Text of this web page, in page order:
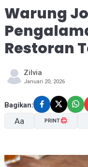
Warung
Restoran
Zilvia
Januari 20, 2026
Bagikan:
Aa
A-
PRINT